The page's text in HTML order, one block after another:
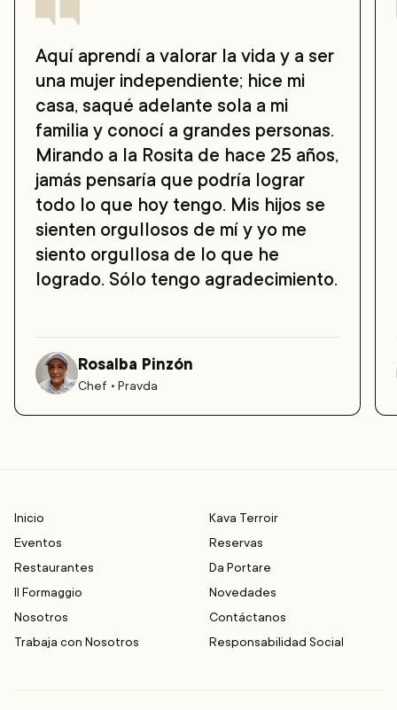
Aquí aprendí a valorar la vida y a ser
una mujer independiente; hice mi
casa, saqué adelante sola a mi
familia y conocí a grandes personas.
Mirando a la Rosita de hace 25 años,
jamás pensaría que podría lograr
todo lo que hoy tengo. Mis hijos se
sienten orgullosos de mí y yo me
siento orgullosa de lo que he
logrado. Sólo tengo agradecimiento.
Rosalba Pinzón
Chef • Pravda
Inicio
Eventos
Restaurantes
Il Formaggio
Nosotros
Trabaja con Nosotros
Kava Terroir
Reservas
Da Portare
Novedades
Contáctanos
Responsabilidad Social